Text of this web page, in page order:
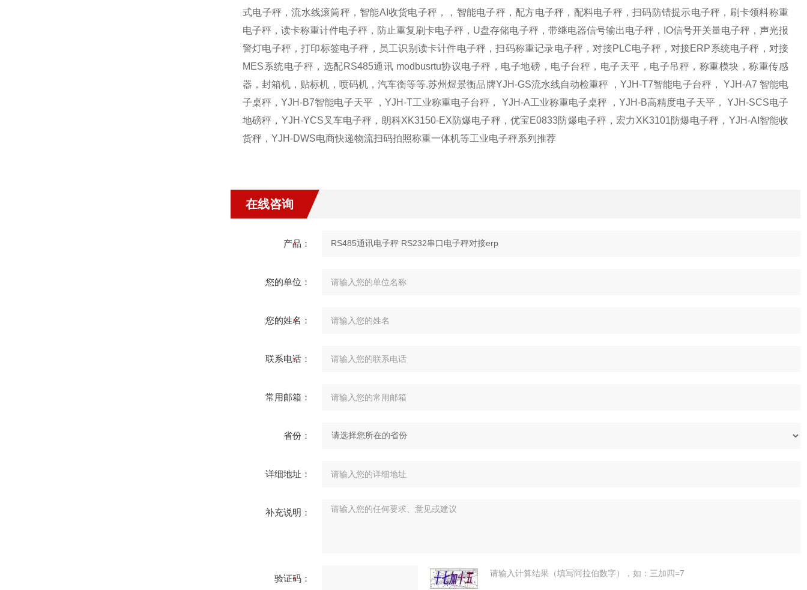
式电子秤，流水线滚筒秤，智能AI收货电子秤，，智能电子秤，配方电子秤，配料电子秤，扫码防错提示电子秤，刷卡领料称重
电子秤，读卡称重计件电子秤，防止重复刷卡电子秤，U盘存储电子秤，带继电器信号输出电子秤，IO信号开关量电子秤，声光报
警灯电子秤，打印标签电子秤，员工识别读卡计件电子秤，扫码称重记录电子秤，对接PLC电子秤，对接ERP系统电子秤，对接
MES系统电子秤，选配RS485通讯 modbusrtu协议电子秤，电子地磅，电子台秤，电子天平，电子吊秤，称重模块，称重传感
器，封箱机，贴标机，喷码机，汽车衡等等.苏州煜景衡品牌YJH-GS流水线自动检重秤 ，YJH-T7智能电子台秤， YJH-A7 智能电
子桌秤，YJH-B7智能电子天平 ，YJH-T工业称重电子台秤， YJH-A工业称重电子桌秤 ，YJH-B高精度电子天平， YJH-SCS电子
地磅秤，YJH-YCS叉车电子秤，朗科XK3150-EX防爆电子秤，优宝E0833防爆电子秤，宏力XK3101防爆电子秤，YJH-AI智能收
货秤，YJH-DWS电商快递物流扫码拍照称重一体机等工业电子秤系列推荐
在线咨询
产品：
您的单位：
您的姓名：
联系电话：
常用邮箱：
省份：
详细地址：
补充说明：
验证码： 请输入计算结果（填写阿拉伯数字），如：三加四=7